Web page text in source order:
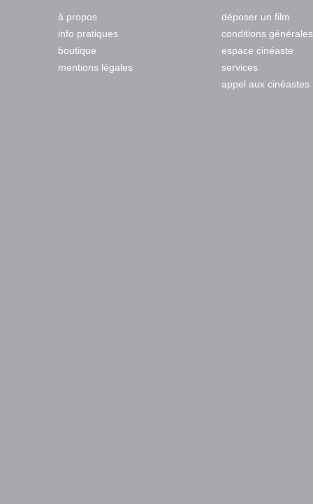
à propos
info pratiques
boutique
mentions légales
déposer un film
conditions générales
espace cinéaste
services
appel aux cinéastes